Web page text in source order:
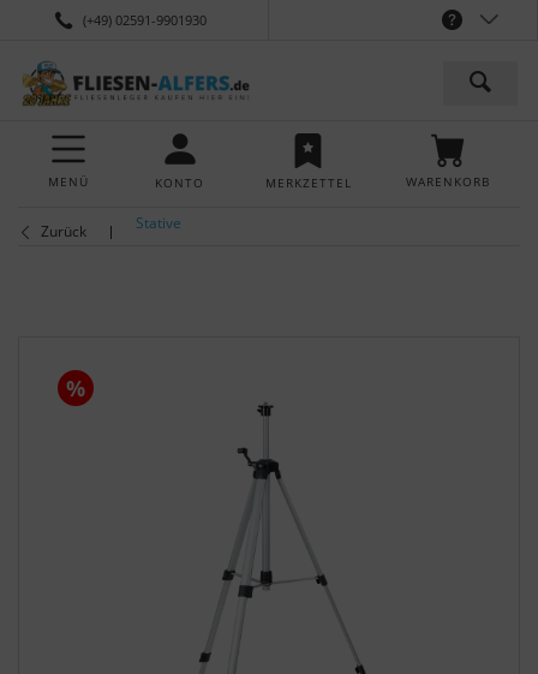
(+49) 02591-9901930
MENÜ KONTO MERKZETTEL WARENKORB
Zurück Stative
%